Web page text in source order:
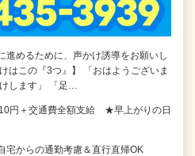
進めるために、声かけ誘導をお願いし
はこの『3つ』】 「おはようございま
します」 「足…
円＋交通費全額支給 ★早上がりの日
からの通勤考慮＆直行直帰OK